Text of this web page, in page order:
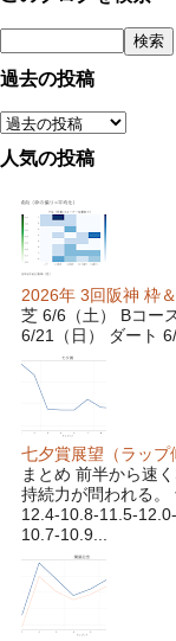
過去の投稿
人気の投稿
2026年 3回阪神 枠
芝 6/6（土） Bコー
6/21（日） ダート
七夕賞展望（ラッ
まとめ 前半から速
持続力が問われる
12.4-10.8-11.5-
10.7-10.9...